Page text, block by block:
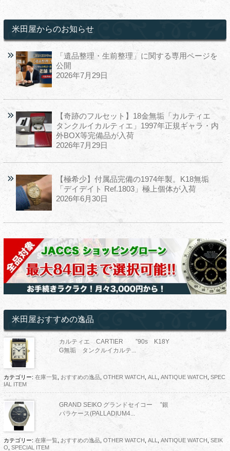
米田屋からのお知らせ
「遺品整理・生前整理」に関する専用ページを
公開
2026年7月29日
【奇跡のフルセット】18金無垢「カルティエ
タンクルイカルティエ」1997年正規ギャラ・内
外BOX等完備品が入荷
2026年7月29日
【極希少】付属品完備の1974年製。K18無垢
「デイデイト Ref.1803」極上個体が入荷
2026年6月30日
米田屋おすすめの逸品
カルティエ CARTIER ”90s K18Y
G無垢 タンクルイカルテ...
カテゴリー: 在庫一覧, おすすめの逸品, OTHER WATCH ALL ANTIQUE WATCH SPEC
IAL ITEM
GRAND SEIKO グランドセイコー ”銀
パラケース(PALLADIUM4...
カテゴリー: 在庫一覧, おすすめの逸品, OTHER WATCH ALL ANTIQUE WATCH SEIK
O SPECIAL ITEM